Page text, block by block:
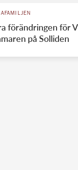
förändringen för
på Solliden